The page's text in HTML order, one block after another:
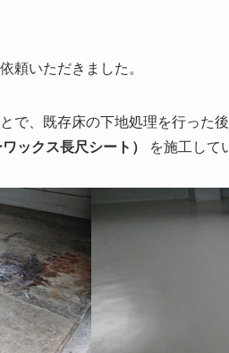
頼いただきました。
で、既存床の下地処理を行った後
ックス長尺シート） を施工して